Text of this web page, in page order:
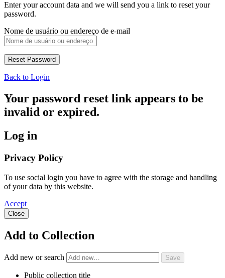
Enter your account data and we will send you a link to reset your
password.
Nome de usuário ou endereço de e-mail
Back to Login
Your password reset link appears to be
invalid or expired.
Log in
Privacy Policy
To use social login you have to agree with the storage and handling
of your data by this website.
Accept
Close
Add to Collection
Add new or search
Public collection title